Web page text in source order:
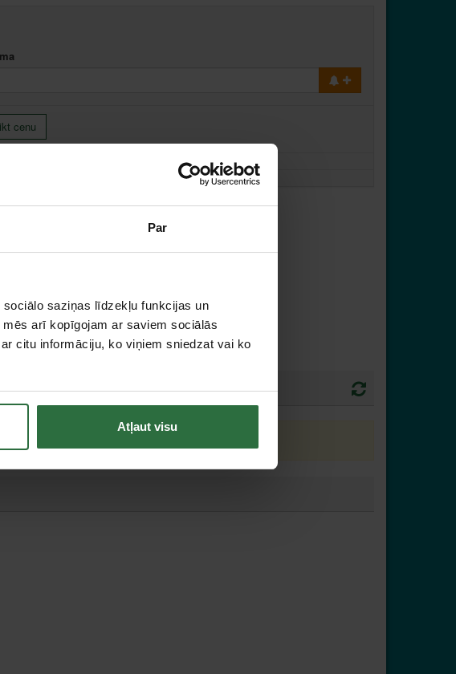
Par
saziņas līdzekļu funkcijas un
arī kopīgojam ar saviem sociālās
citu informāciju, ko viņiem sniedzat vai ko
Atļaut visu
cenu